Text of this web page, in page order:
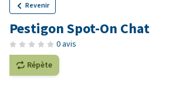
Revenir
Pestigon Spot-On Chat
0 avis
Répète